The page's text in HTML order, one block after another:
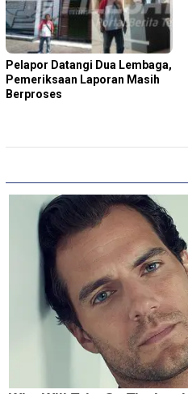
Pelapor Datangi Dua Lembaga,
Pemeriksaan Laporan Masih
Berproses